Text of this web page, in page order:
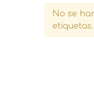
No se
etiquetas.